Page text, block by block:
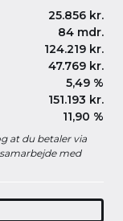
25.856 kr.
84 mdr.
124.219 kr.
47.769 kr.
5,49 %
151.193 kr.
11,90 %
at du betaler via
med